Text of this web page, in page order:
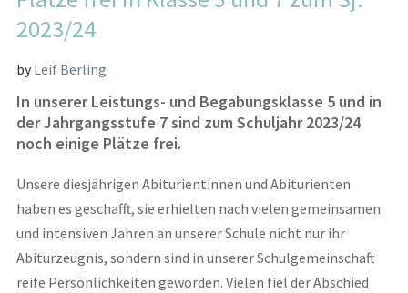
2023/24
byLeif Berling
In unserer Leistungs- und Begabungsklasse 5 und in
der Jahrgangsstufe 7 sind zum Schuljahr 2023/24
noch einige Plätze frei.
Unsere diesjährigen Abiturientinnen und Abiturienten
haben es geschafft, sie erhielten nach vielen gemeinsamen
und intensiven Jahren an unserer Schule nicht nur ihr
Abiturzeugnis, sondern sind in unserer Schulgemeinschaft
reife Persönlichkeiten geworden. Vielen fiel der Abschied